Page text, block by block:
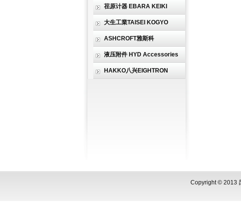
荏原计器 EBARA KEIKI
大生工業TAISEI KOGYO
ASHCROFT雅斯科
液压附件 HYD Accessories
HAKKO八兴EIGHTRON
Copyright © 2013